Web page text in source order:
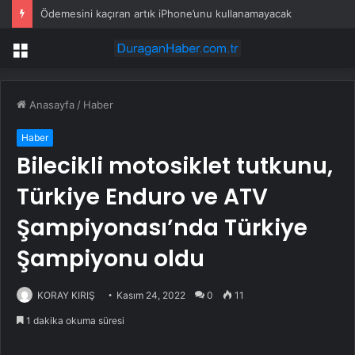
Ödemesini kaçıran artık iPhone’unu kullanamayacak
Menü
Anasayfa / Haber
Haber
Bilecikli motosiklet tutkunu,
Türkiye Enduro ve ATV
Şampiyonası’nda Türkiye
Şampiyonu oldu
KORAY KIRIŞ Kasım 24, 2022 0 11
1 dakika okuma süresi